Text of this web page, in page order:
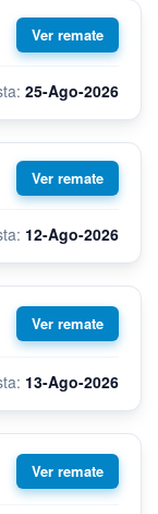
25-Ago-2026
12-Ago-2026
13-Ago-2026